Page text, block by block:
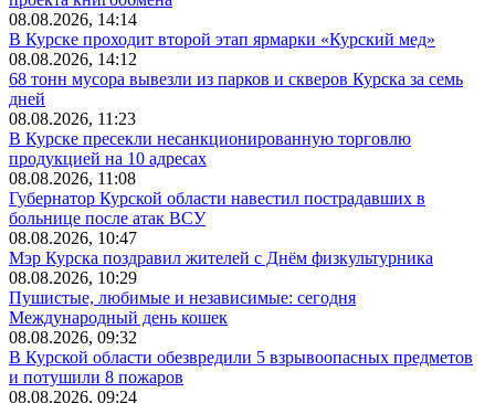
08.08.2026, 14:14
В Курске проходит второй этап ярмарки «Курский мед»
08.08.2026, 14:12
68 тонн мусора вывезли из парков и скверов Курска за семь
дней
08.08.2026, 11:23
В Курске пресекли несанкционированную торговлю
продукцией на 10 адресах
08.08.2026, 11:08
Губернатор Курской области навестил пострадавших в
больнице после атак ВСУ
08.08.2026, 10:47
Мэр Курска поздравил жителей с Днём физкультурника
08.08.2026, 10:29
Пушистые, любимые и независимые: сегодня
Международный день кошек
08.08.2026, 09:32
В Курской области обезвредили 5 взрывоопасных предметов
и потушили 8 пожаров
08.08.2026, 09:24